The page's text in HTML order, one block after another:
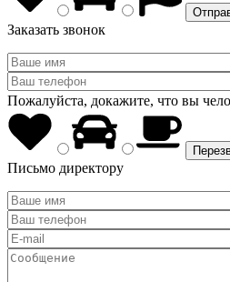
Заказать звонок
Пожалуйста, докажите, что вы
Письмо директору